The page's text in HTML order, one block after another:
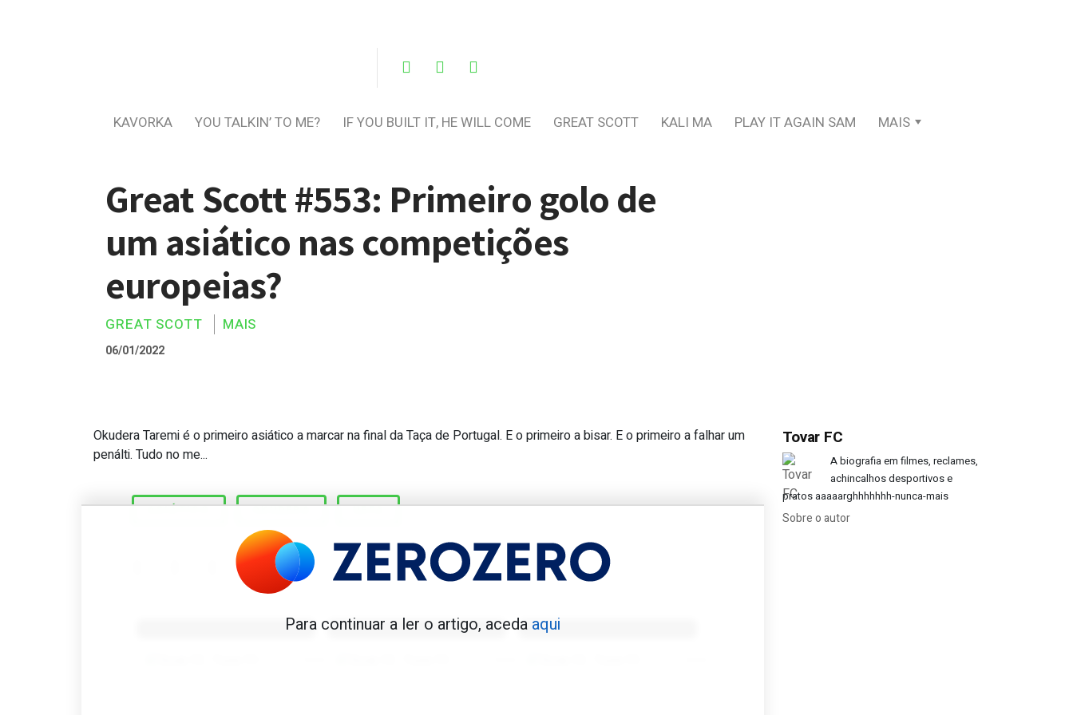
KAVORKA YOU TALKIN’ TO ME? IF YOU BUILT IT, HE WILL COME GREAT SCOTT KALI MA PLAY IT AGAIN SAM MAIS
Great Scott #553: Primeiro golo de
um asiático nas competições
europeias?
GREAT SCOTT MAIS
06/01/2022
Great Scott #553: Primeiro golo de um asiático nas competições europeias?
Okudera Taremi é o primeiro asiático a marcar na final da Taça de Portugal. E o primeiro a bisar. E o primeiro a falhar um
penálti. Tudo no me...
ASIÁTICO OKUDERA UEFA
Para continuar a ler o artigo, aceda aqui
Tovar FC
A biografia em filmes, reclames,
achincalhos desportivos e
pratos aaaaarghhhhhhh-nunca-mais
Sobre o autor